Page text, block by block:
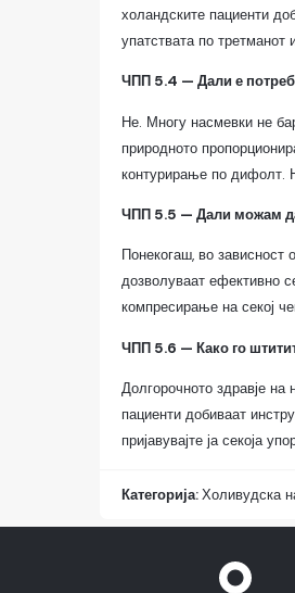
холандските пациенти
упатствата по
ЧПП 5.4 — Дали е
Не. Многу насмевки не
природното
контурирање по дифолт.
ЧПП 5.5 — Дали можам
Понекогаш, во зависност
дозволуваат ефективно
компресирање на секој
ЧПП 5.6 — Како го
Долгорочното здравје
пациенти добиваат
пријавувајте ја секоја
Категорија:Холивудска